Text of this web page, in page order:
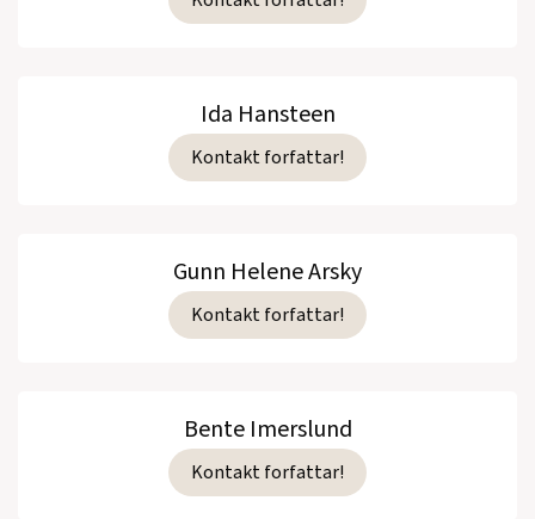
Ida Hansteen
Kontakt forfattar!
Gunn Helene Arsky
Kontakt forfattar!
Bente Imerslund
Kontakt forfattar!